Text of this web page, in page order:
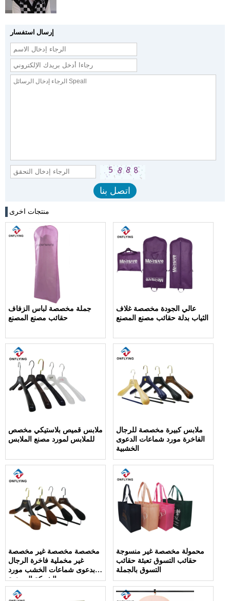
إرسال استفسار
منتجات اخرى
جملة مخصصة لباس الزفاف
حقائب مصنع المصنع
عالي الجودة مخصصة غلاف
الثياب بدلة حقائب مصنع المصنع
ملابس قميص بلاستيكي مخصص
للملابس لمورد مصنع الملابس
ملابس كبيرة مخصصة للرجال
الفاخرة مورد شماعات الدعوى
الخشبية
مخصصة مخصصة غير مخصصة
غير مخملية فاخرة الرجال
بدعوى شماعات الخشب مورد
الشركة المصنعة
محمولة مخصصة غير منسوجة
حقائب التسوق تعبئة حقائب
التسوق بالجملة